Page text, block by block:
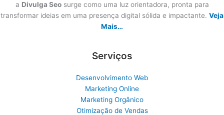
a Divulga Seosurge como uma luz orientadora, pronta para
transformar ideias em uma presença digital sólida e impactante. Veja
Mais…
Serviços
Desenvolvimento Web
Marketing Online
Marketing Orgânico
Otimização de Vendas